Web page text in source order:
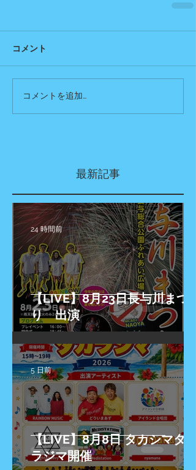
コメント
コメントを追加…
最新記事
【LIVE】8月23日長与川まつ
り 出演
24 時間前
【LIVE】8月8日 タカシマタカ
ラジマ開催
5 日前